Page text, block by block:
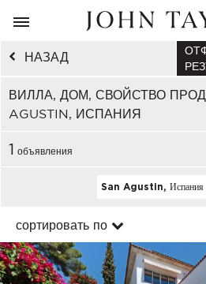
НАЗАД
ВИЛЛА, ДОМ, СВОЙСТВО
AGUSTIN, ИСПАНИЯ
1 объявления
San Agustin, Испания
сортировать по